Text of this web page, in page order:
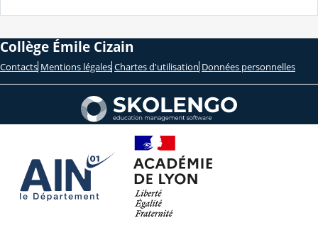
Collège Émile Cizain
Contacts Mentions légales Chartes d'utilisation Données personnelles